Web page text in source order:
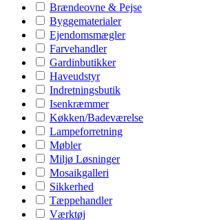
Brændeovne & Pejse
Byggematerialer
Ejendomsmægler
Farvehandler
Gardinbutikker
Haveudstyr
Indretningsbutik
Isenkræmmer
Køkken/Badeværelse
Lampeforretning
Møbler
Miljø Løsninger
Mosaikgalleri
Sikkerhed
Tæppehandler
Værktøj